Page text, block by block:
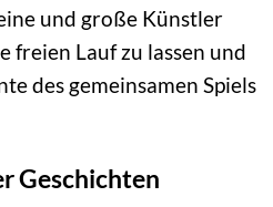
und große Künstler
freien Lauf zu lassen und
des gemeinsamen Spiels
Geschichten